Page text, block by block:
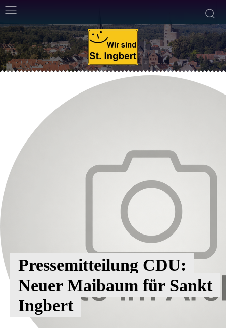
Pressemitteilung CDU:
Neuer Maibaum für Sankt
Ingbert